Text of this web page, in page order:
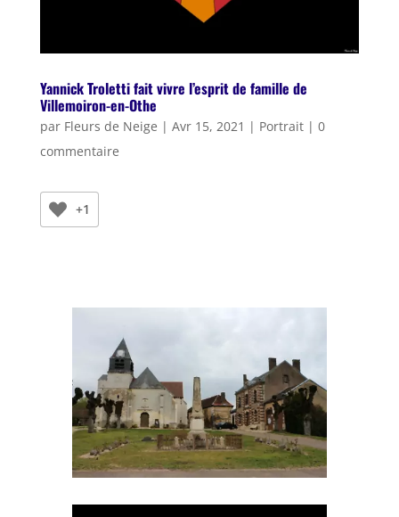
Yannick Troletti fait vivre l’esprit de famille de
Villemoiron-en-Othe
par Fleurs de Neige | Avr 15, 2021 | Portrait| 0
commentaire
+1